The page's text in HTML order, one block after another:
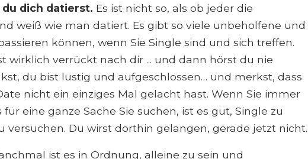
dich datierst. Es ist nicht so, als ob jeder die
weiß wie man datiert. Es gibt so viele unbeholfene und
können, wenn Sie Single sind und sich treffen.
wirklich verrückt nach dir ... und dann hörst du nie
du bist lustig und aufgeschlossen… und merkst, dass
nicht ein einziges Mal gelacht hast. Wenn Sie immer
eine ganze Sache Sie suchen, ist es gut, Single zu
versuchen. Du wirst dorthin gelangen, gerade jetzt nicht.
ist es in Ordnung, alleine zu sein und